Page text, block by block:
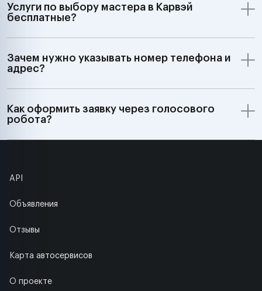
Услуги по выбору мастера в Карвэй
бесплатные?
Зачем нужно указывать номер телефона и
адрес?
Как оформить заявку через голосового
робота?
API
Объявления
Отзывы
Карта автосервисов
О проекте